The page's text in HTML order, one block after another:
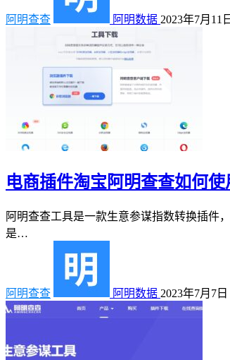
阿明查查 阿明数据 2023年7月11日
电商插件淘宝阿明查查如何使
阿明查查工具是一款生意参谋指数转换插件
是…
阿明查查 阿明数据 2023年7月7日